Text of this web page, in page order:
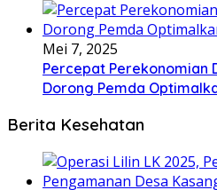
Mei 7, 2025
Percepat Perekonomian
Dorong Pemda
Berita Kesehatan